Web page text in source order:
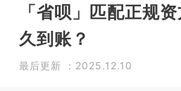
「省呗」匹配正规
久到账？
最后更新 ：2025.12.10